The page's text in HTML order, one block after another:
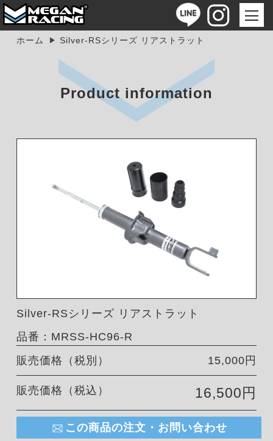
ホーム Silver-RSシリーズ リアストラット
Product information
Silver-RSシリーズ リアストラット
品番：MRSS-HC96-R
販売価格（税別）
15,000円
販売価格（税込） 16,500円
この商品の注文・お問い合わせ